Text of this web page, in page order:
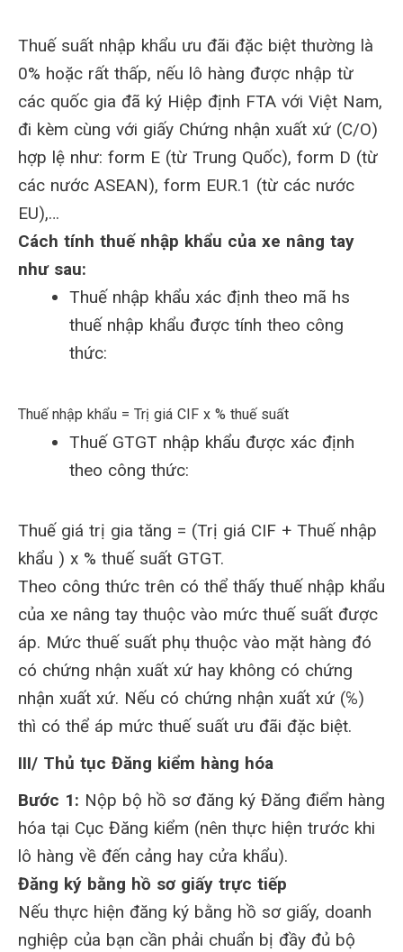
Thuế suất nhập khẩu ưu đãi đặc biệt thường là
0% hoặc rất thấp, nếu lô hàng được nhập từ
các quốc gia đã ký Hiệp định FTA với Việt Nam,
đi kèm cùng với giấy Chứng nhận xuất xứ (C/O)
hợp lệ như: form E (từ Trung Quốc), form D (từ
các nước ASEAN), form EUR.1 (từ các nước
EU),…
Cách tính thuế nhập khẩu của xe nâng tay
như sau:
Thuế nhập khẩu xác định theo mã hs
thuế nhập khẩu được tính theo công
thức:
Thuế nhập khẩu = Trị giá CIF x % thuế suất
Thuế GTGT nhập khẩu được xác định
theo công thức:
Thuế giá trị gia tăng = (Trị giá CIF + Thuế nhập
khẩu ) x % thuế suất GTGT.
Theo công thức trên có thể thấy thuế nhập khẩu
của xe nâng tay thuộc vào mức thuế suất được
áp. Mức thuế suất phụ thuộc vào mặt hàng đó
có chứng nhận xuất xứ hay không có chứng
nhận xuất xứ. Nếu có chứng nhận xuất xứ (℅)
thì có thể áp mức thuế suất ưu đãi đặc biệt.
III/ Thủ tục Đăng kiểm hàng hóa
Bước 1: Nộp bộ hồ sơ đăng ký Đăng điểm hàng
hóa tại Cục Đăng kiểm (nên thực hiện trước khi
lô hàng về đến cảng hay cửa khẩu).
Đăng ký bằng hồ sơ giấy trực tiếp
Nếu thực hiện đăng ký bằng hồ sơ giấy, doanh
nghiệp của bạn cần phải chuẩn bị đầy đủ bộ